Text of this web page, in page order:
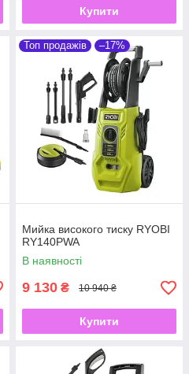
Купити
Топ продажів –17%
Мийка високого тиску RYOBI
RY140PWA
В наявності
9 130 ₴ 10 940 ₴
Купити